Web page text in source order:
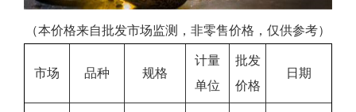
（本价格来自批发市场监测，非零售价格，仅供参考）
市场 品种 规格
计量
单位
批发
价格
日期